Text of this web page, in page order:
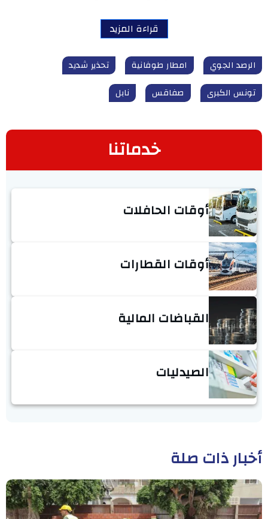
قراءة المزيد
الرصد الجوي امطار طوفانية
تحذير شديد
تونس الكبرى
صفاقس نابل
خدماتنا
أوقات الحافلات
أوقات القطارات
القباضات المالية
الصيدليات
أخبار ذات صلة